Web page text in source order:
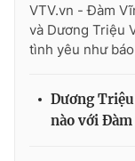
VTV.vn - Đàm
và Dương Triệu
tình yêu như
Dương
nào với